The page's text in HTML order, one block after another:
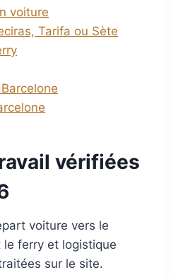
voiture
Tarifa ou Sète
vérifiées
voiture vers le
le ferry et logistique
sur le site.